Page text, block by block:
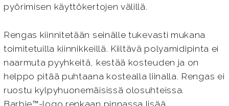
pyörimisen käyttökertojen välillä.
Rengas kiinnitetään seinälle tukevasti mukana
toimitetuilla kiinnikkeillä. Kiiltävä polyamidipinta ei
naarmuta pyyhkeitä, kestää kosteuden ja on
helppo pitää puhtaana kostealla liinalla. Rengas ei
ruostu kylpyhuonemäisissä olosuhteissa.